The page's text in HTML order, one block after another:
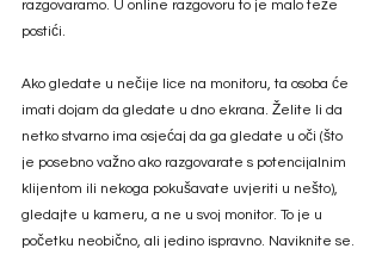
razgovaramo. U online razgovoru to je malo teže
postići.
Ako gledate u nečije lice na monitoru, ta osoba će
imati dojam da gledate u dno ekrana. Želite li da
netko stvarno ima osjećaj da ga gledate u oči (što
je posebno važno ako razgovarate s potencijalnim
klijentom ili nekoga pokušavate uvjeriti u nešto),
gledajte u kameru, a ne u svoj monitor. To je u
početku neobično, ali jedino ispravno. Naviknite se.